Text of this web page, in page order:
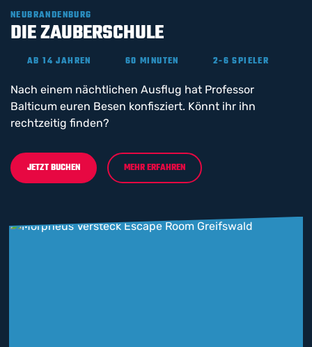
NEUBRANDENBURG
DIE ZAUBERSCHULE
AB 14 JAHREN 60 MINUTEN 2-6 SPIELER
Nach einem nächtlichen Ausflug hat Professor
Balticum euren Besen konfisziert. Könnt ihr ihn
rechtzeitig finden?
JETZT BUCHEN MEHR ERFAHREN